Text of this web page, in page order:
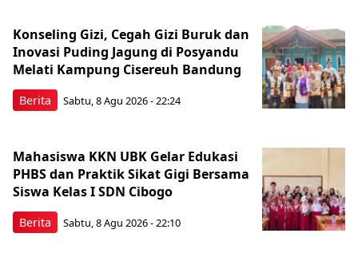
Berita
Konseling Gizi, Cegah Gizi Buruk dan
Inovasi Puding Jagung di Posyandu
Melati Kampung Cisereuh Bandung
Sabtu, 8 Agu 2026 - 22:24
Berita
Mahasiswa KKN UBK Gelar Edukasi
PHBS dan Praktik Sikat Gigi Bersama
Siswa Kelas I SDN Cibogo
Sabtu, 8 Agu 2026 - 22:10